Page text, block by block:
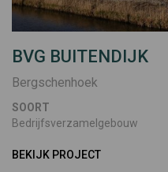
BVG BUITENDIJK
Bergschenhoek
SOORT
Bedrijfsverzamelgebouw
BEKIJK PROJECT